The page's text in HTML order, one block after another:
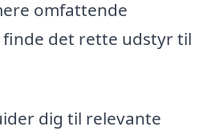
omfattende
det rette udstyr til
dig til relevante